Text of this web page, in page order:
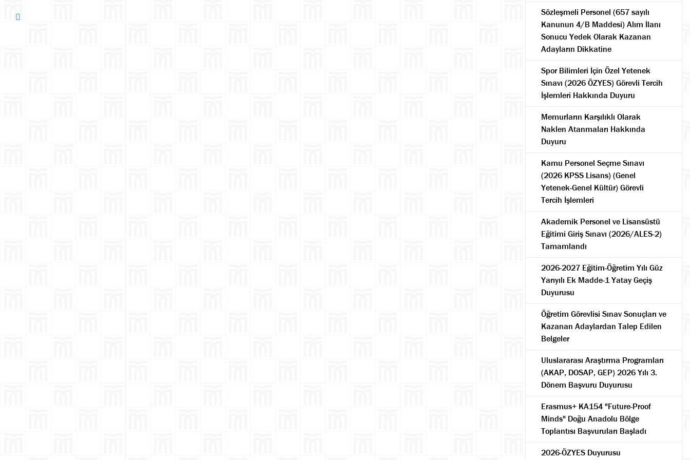
Sözleşmeli Personel (657 sayılı
Kanunun 4/B Maddesi) Alım İlanı
Sonucu Yedek Olarak Kazanan
Adayların Dikkatine
Spor Bilimleri İçin Özel Yetenek
Sınavı (2026 ÖZYES) Görevli Tercih
İşlemleri Hakkında Duyuru
Memurların Karşılıklı Olarak
Naklen Atanmaları Hakkında
Duyuru
Kamu Personel Seçme Sınavı
(2026 KPSS Lisans) (Genel
Yetenek-Genel Kültür) Görevli
Tercih İşlemleri
Akademik Personel ve Lisansüstü
Eğitimi Giriş Sınavı (2026/ALES-2)
Tamamlandı
2026-2027 Eğitim-Öğretim Yılı Güz
Yarıyılı Ek Madde-1 Yatay Geçiş
Duyurusu
Öğretim Görevlisi Sınav Sonuçları ve
Kazanan Adaylardan Talep Edilen
Belgeler
Uluslararası Araştırma Programları
(AKAP, DOSAP, GEP) 2026 Yılı 3.
Dönem Başvuru Duyurusu
Erasmus+ KA154 "Future-Proof
Minds" Doğu Anadolu Bölge
Toplantısı Başvuruları Başladı
2026-ÖZYES Duyurusu